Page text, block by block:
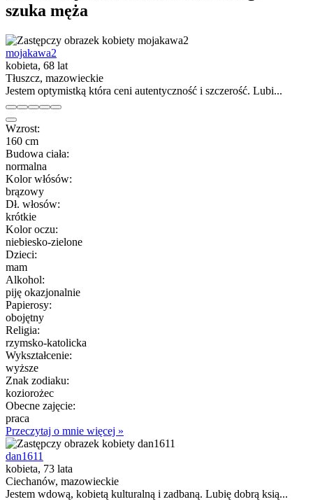
szuka męża
mojakawa2
kobieta, 68 lat
Tłuszcz, mazowieckie
Jestem optymistką która ceni autentyczność i szczerość. Lubi...
Wzrost:
160 cm
Budowa ciała:
normalna
Kolor włósów:
brązowy
Dł. włosów:
krótkie
Kolor oczu:
niebiesko-zielone
Dzieci:
mam
Alkohol:
piję okazjonalnie
Papierosy:
obojętny
Religia:
rzymsko-katolicka
Wykształcenie:
wyższe
Znak zodiaku:
koziorożec
Obecne zajęcie:
praca
Przeczytaj o mnie więcej »
dan1611
kobieta, 73 lata
Ciechanów, mazowieckie
Jestem wdową, kobietą kulturalną i zadbaną. Lubię dobrą ksią...